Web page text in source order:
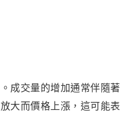
成交量的增加通常伴隨著
大而價格上漲，這可能表